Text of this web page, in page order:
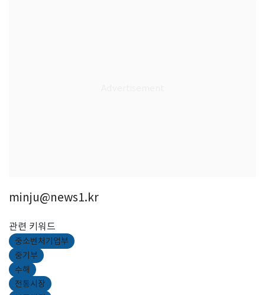
minju@news1.kr
관련 키워드
중소벤처기업부
중기부
수해
전통시장